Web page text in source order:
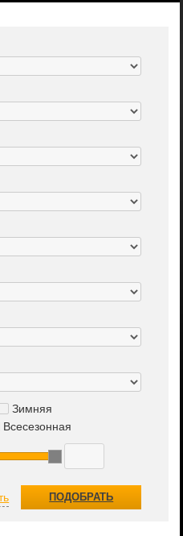
Зимняя
Всесезонная
ПОДОБРАТЬ